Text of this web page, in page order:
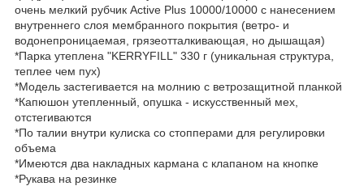
очень мелкий рубчик Active Plus 10000/10000 с нанесением
внутреннего слоя мембранного покрытия (ветро- и
водонепроницаемая, грязеотталкивающая, но дышащая)
*Парка утеплена "KERRYFILL" 330 г (уникальная структура,
теплее чем пух)
*Модель застегивается на молнию с ветрозащитной планкой
*Капюшон утепленный, опушка - искусственный мех,
отстегиваются
*По талии внутри кулиска со стопперами для регулировки
объема
*Имеются два накладных кармана с клапаном на кнопке
*Рукава на резинке